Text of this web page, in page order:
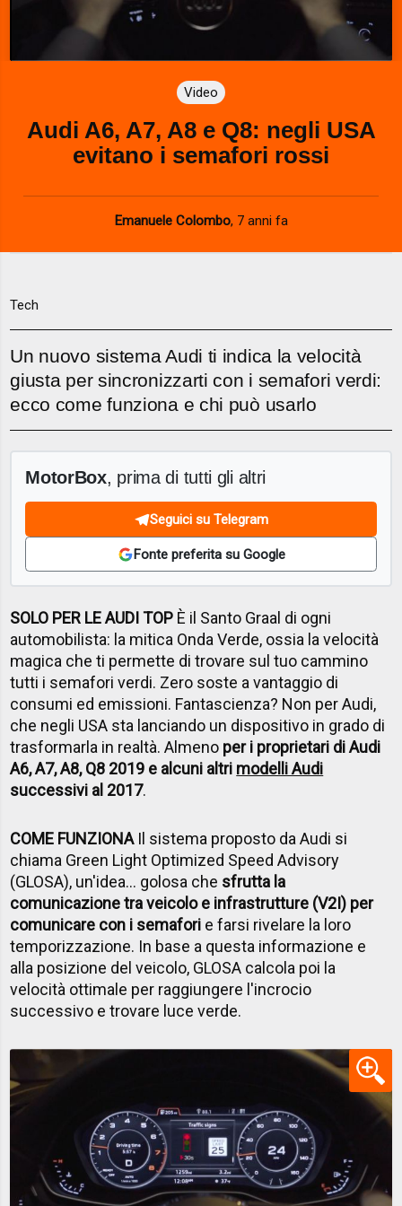
l
a
y
V
d
e
Video
Audi A6, A7, A8 e Q8: negli USA
evitano i semafori rossi
Emanuele Colombo, 7 anni fa
Tech
Un nuovo sistema Audi ti indica la velocità
giusta per sincronizzarti con i semafori verdi:
ecco come funziona e chi può usarlo
MotorBox, prima di tutti gli altri
Seguici su Telegram
Fonte preferita su Google
SOLO PER LE AUDI TOP È il Santo Graal di ogni
automobilista: la mitica Onda Verde, ossia la velocità
magica che ti permette di trovare sul tuo cammino
tutti i semafori verdi. Zero soste a vantaggio di
consumi ed emissioni. Fantascienza? Non per Audi,
che negli USA sta lanciando un dispositivo in grado di
trasformarla in realtà. Almeno per i proprietari di Audi
A6, A7, A8, Q8 2019 e alcuni altri modelli Audi
successivi al 2017.
COME FUNZIONAIl sistema proposto da Audi si
chiama Green Light Optimized Speed Advisory
(GLOSA), un'idea... golosa che sfrutta la
comunicazione tra veicolo e infrastrutture (V2I) per
comunicare con i semafori e farsi rivelare la loro
temporizzazione. In base a questa informazione e
alla posizione del veicolo, GLOSA calcola poi la
velocità ottimale per raggiungere l'incrocio
successivo e trovare luce verde.